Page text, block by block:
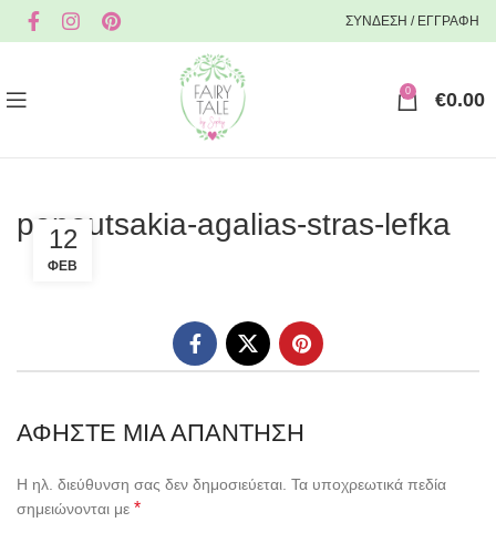
ΣΥΝΔΕΣΗ / ΕΓΓΡΑΦΗ
0 €0.00
papoutsakia-agalias-stras-lefka
12
ΦΕΒ
ΑΦΉΣΤΕ ΜΙΑ ΑΠΆΝΤΗΣΗ
Η ηλ. διεύθυνση σας δεν δημοσιεύεται. Τα υποχρεωτικά πεδία
σημειώνονται με *